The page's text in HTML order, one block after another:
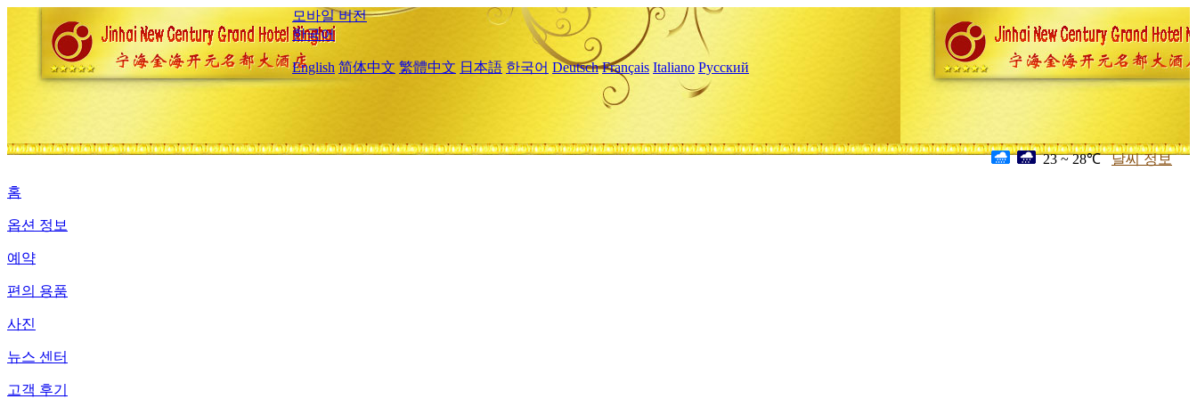
모바일 버전
한국어
English 简体中文 繁體中文 日本語 한국어 Deutsch Français Italiano Русский
23 ~ 28℃ 날씨 정보
홈
옵션 정보
예약
편의 용품
사진
뉴스 센터
고객 후기